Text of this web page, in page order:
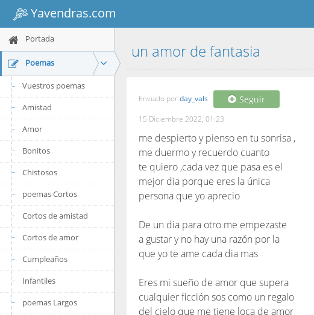
Yavendras.com
Portada
Poemas
Vuestros poemas
Amistad
Amor
Bonitos
Chistosos
poemas Cortos
Cortos de amistad
Cortos de amor
Cumpleaños
Infantiles
poemas Largos
un amor de fantasia
Enviado por day_vals Seguir
15 Diciembre 2022, 01:23
me despierto y pienso en tu sonrisa ,
me duermo y recuerdo cuanto
te quiero ,cada vez que pasa es el
mejor dia porque eres la única
persona que yo aprecio
De un dia para otro me empezaste
a gustar y no hay una razón por la
que yo te ame cada dia mas
Eres mi sueño de amor que supera
cualquier ficción sos como un regalo
del cielo que me tiene loca de amor